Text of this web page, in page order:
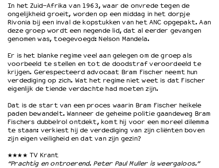
EDUCATIE
Schoolvoorstellingen
Filmprogramma’s Primair Onderwijs
Filmprogramma’s VO/MBO
Speciale educatieprogramma’s
OVER LANTARENVENSTER
Wat we doen
Werken bij
Wie is wie
Word vriend
Partners
In het Zuid-Afrika van 1963, waar de onvrede tegen de
ongelijkheid groeit, worden op een middag in het dorpje
Rivonia bij een inval de kopstukken van het ANC opgepakt. Aan
deze groep wordt een negende lid, dat al eerder gevangen
genomen was, toegevoegd: Nelson Mandela.
Er is het blanke regime veel aan gelegen om de groep als
voorbeeld te stellen en tot de doodstraf veroordeeld te
krijgen. Gerespecteerd advocaat Bram Fischer neemt hun
verdediging op zich. Wat het regime niet weet is dat Fischer
eigenlijk de tiende verdachte had moeten zijn.
Dat is de start van een proces waarin Bram Fischer heikele
paden bewandelt. Wanneer de geheime politie gaandeweg Bram
Fischers dubbelrol ontdekt, komt hij voor een moreel dilemma
te staan: verkiest hij de verdediging van zijn cliënten boven
zijn eigen veiligheid en dat van zijn gezin?
★★★★ TV Krant
“Prachtig en ontroerend. Peter Paul Muller is weergaloos.”